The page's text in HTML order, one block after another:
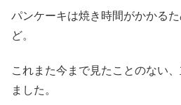
パンケーキは焼き時間がかかる
ど。
これまた今まで見たことのない
ました。